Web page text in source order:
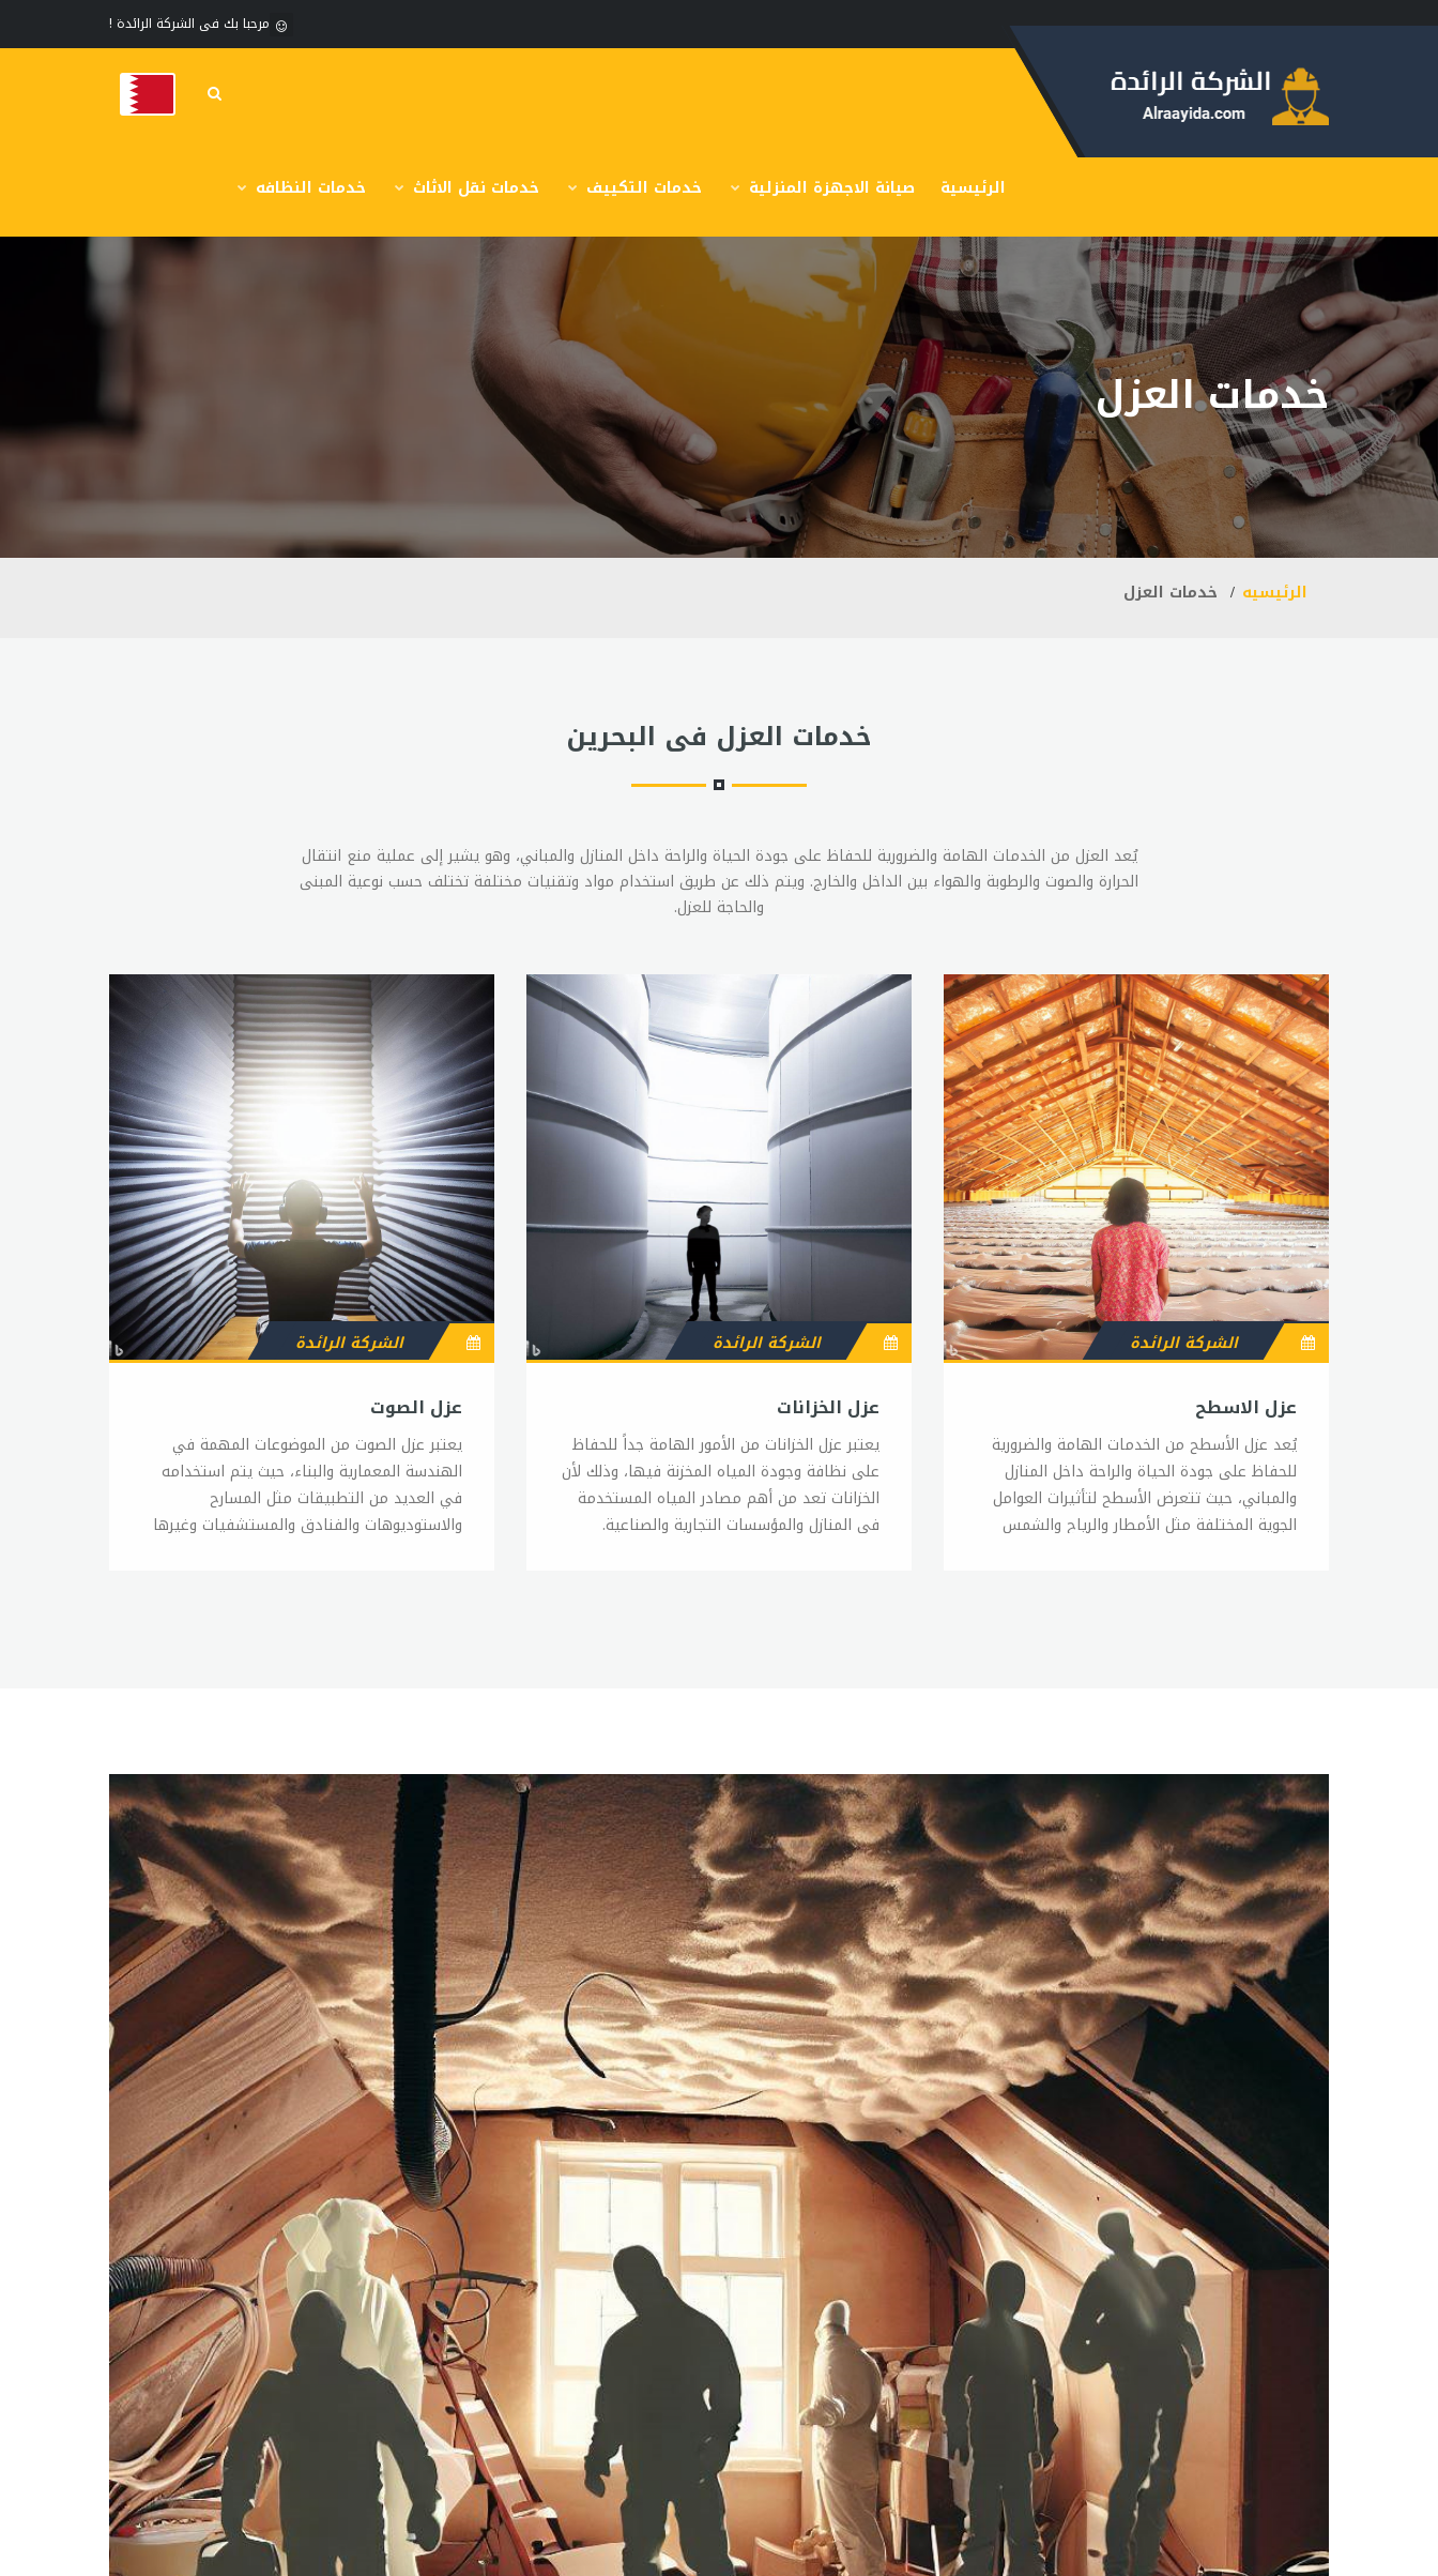
مرحبا بك فى الشركة الرائدة !
الرئيسية صيانة الاجهزة المنزلية خدمات التكييف خدمات نقل الاثاث خدمات النظافه
خدمات العزل
الرئيسيه خدمات العزل
خدمات العزل فى البحرين
يُعد العزل من الخدمات الهامة والضرورية للحفاظ على جودة الحياة والراحة داخل المنازل والمباني، وهو يشير إلى عملية منع انتقال
الحرارة والصوت والرطوبة والهواء بين الداخل والخارج. ويتم ذلك عن طريق استخدام مواد وتقنيات مختلفة تختلف حسب نوعية المبنى
والحاجة للعزل.
عزل الاسطح
الشركة الرائدة
يُعد عزل الأسطح من الخدمات الهامة والضرورية للحفاظ على جودة الحياة والراحة داخل المنازل والمباني، حيث تتعرض الأسطح لتأثيرات العوامل الجوية المختلفة مثل الأمطار والرياح والشمس والثلوج والحرارة، مما يؤدي إلى تلفها وتسرب المياه والرطوبة والحرارة إلى داخل المبنى. يتطلب عزل الأسطح استخدام مواد عازلة مثل الألياف الزجاجية والبوليسترين والرغوة البولي يوريثانية والرغوة البولي إيثيلينية والألواح الخشبية والزجاجية والألومنيومية والكثير من المواد الأخرى. وتستخدم هذه المواد لتكون عازلة للحرارة والصوت والرطوبة والهواء، ويتم تركيبها بطرق مختلفة مثل التعبئة والتغطية والتركيب المباشر والرش والتخريم. تختلف تقنيات تركيب وعزل الأسطح حسب نوعية المبنى والحاجة للعزل، ويتم تحديد الخيار المثالي بناءً على الحالة الحالية للأسطح ومتطلبات العميل. وتشمل الأساليب الأكثر شيوعاً لعزل الأسطح، تركيب الألواح العازلة أو المواد المرشوشة أو المغطاة بالمواد العازلة، ويمكن استخدام العديد من التقنيات المختلفة لتركيب هذه المواد. يعتبر عزل الأسطح ضروريًا لأسباب عديدة، فهو يساعد على تقليل استهلاك الطاقة والحفاظ على درجة حرارة المنزل أو المبنى في مستوى مريح ومناسب، كما يساهم في تقليل تكاليف التدفئة والتبريد وتحسين كفاءتهما. ويساهم العزل أيضًا في تقليل تكلفة الصيانة والإصلاحات اللاحقة، حيث يحمي الأسطح من الأضرار الناتجة عن الرطوبة والتسربات والعوامل الجوية الأخرى. في النهاية، يُعد عزل الأسطح من الخدمات الأساسية التي يجب أن يستفيد منها كل منزل أو مبنى تجاري أو صناعي، حيث يحمي الأسطح من التلف وتسرب المياه والرطوبة والحرارة. وللحصول على أفضل خدمات العزل، يجب الاعتماد على شركات متخصصة وذات خبرة عالية في هذا المجال.عازل اسطحيُعد عازل الأسطح من الخدمات الأساسية التي يتم تقديمها في مجال البناء والتشييد، حيث تعد الأسطح واحدة من الأجزاء الرئيسية في أي مبنى وتتعرض لتأثيرات العوامل الجوية المختلفة مثل الأمطار والرياح والشمس والثلوج، مما يؤدي إلى تلفها وتسرب المياه والرطوبة والحرارة إلى داخل المبنى. يتم استخدام عوازل مختلفة للأسطح، وتتضمن هذه المواد الألياف الزجاجية والبوليسترين والرغوة البولي يوريثانية والرغوة البولي إيثيلينية والألواح الخشبية والزجاجية والألومنيومية والكثير من المواد الأخرى. وتستخدم هذه المواد لتكون عازلة للحرارة والصوت والرطوبة والهواء، ويتم تركيبها بطرق مختلفة مثل التعبئة والتغطية والتركيب المباشر والرش والتخريم. تختلف تقنيات تركيب وعازل الأسطح حسب نوعية المبنى والحاجة للعزل، ويتم تحديد الخيار المثالي بناءً على الحالة الحالية للأسطح ومتطلبات العميل. وتشمل الأساليب الأكثر شيوعاً لعزل الأسطح، تركيب الألواح العازلة أو المواد المرشوشة أو المغطاة بالمواد العازلة، ويمكن استخدام العديد من التقنيات المختلفة لتركيب هذه المواد. يعتبر عازل الأسطح ضروريًا لأسباب عديدة، حيث يساعد على تقليل استهلاك الطاقة والحفاظ على درجة حرارة المنزل أو المبنى في مستوى مريح ومناسب، كما يساهم في تقليل تكاليف التدفئة والتبريد وتحسين كفاءتهما. ويساهم العازل أيضًا في تقليل تكلفة الصيانة والإصلاحات اللاحقة، حيث يحمي الأسطح من الأضرار الناتجة عن الرطوبة والتسربات والعوامل الجوية الأخرى. بالإضافة إلى ذلك، فإن عازل الأسطح يساعد على توفير الراحة الصوتية داخل المبنى، حيث يمكن استخدام مواد العزل الصوتي لتقليل انتقال الصوت من الخارج إلى الداخل أو بين الطوابق المختلفة داخل المبنى. في النهاية، يُعد عازل الأسطح من الخدمات الأساسية التي يجب أن يستفيد منها كل منزل أو مبنى تجاري أو صناعي، حيث يحمي الأسطح من التلف وتسرب المياه والرطوبة والحرارة. وللحصول على أفضل خدمات العزل، يجب الاعتماد على شركات متخصصة وذات خبرة عالية في هذا المجال.عازل حراري للاسطحيُعد عازل حراري للأسطح من الخدمات الأساسية التي يتم تقديمها في مجال البناء والتشييد، حيث تعد الأسطح واحدة من الأجزاء الرئيسية في أي مبنى وتتعرض لتأثيرات العوامل الجوية المختلفة مثل الأمطار والرياح والشمس والثلوج، مما يؤدي إلى تلفها وتسرب المياه والرطوبة والحرارة إلى داخل المبنى. يتم استخدام عوازل حرارية مختلفة للأسطح، وتتضمن هذه المواد الألياف الزجاجية والبوليسترين والرغوة البولي يوريثانية والرغوة البولي إيثيلينية وغيرها. وتستخدم هذه المواد لتكون عازلة للحرارة والصوت والرطوبة والهواء، وتستخدم بشكل خاص في الأسطح لمنع دخول الحرارة من الخارج وتقليل التكلفة المرتبطة بتبريد المبنى. تختلف تقنيات تركيب وعازل الأسطح حسب نوعية المبنى والحاجة للعزل، ويتم تحديد الخيار المثالي بناءً على الحالة الحالية للأسطح ومتطلبات العميل. ويمكن استخدام العديد من التقنيات المختلفة لتركيب هذه المواد، وتشمل التقنيات الأكثر شيوعًا تركيب الألواح العازلة أو المواد المرشوشة أو المغطاة بالمواد العازلة. يعمل العازل الحراري على تقليل انتقال الحرارة من خارج المبنى إلى الداخل والعكس، حيث يعمل على تشكيل حاجز عازل للحرارة ومنع اختراقها إلى داخل المبنى. ويتم قياس كفاءة العازل الحراري بوحدة القياس "القيمة العزلية"، وهي تشير إلى مدى قدرة المادة على منع انتقال الحرارة. يُعد العازل الحراري للأسطح ضروريًا لأسباب عديدة، حيث يساعد على تقليل استهلاك الطاقة والحفاظ على درجة حرارة المنزل أو المبنى في مستوى مريح ومناسب، كما يساهم في تقليل تكاليف التدفئة والتبريد وتحسين كفاءتهما. ويساهم العازل أيضًا في تقليل تكلفة الصيانة والإصلاحات اللاحقة، حيث يحمي الأسطح من الأضرار الناتجة عن الرطوبة والتسربات والعوامل الجوية الأخرى. في النهاية، يُعد العازل الحراري للأسطح من الخدمات الأساسية التي يجب أن يستفيد منها كل منزل أو مبنى تجاري أو صناعي، حيث يحمي الأسطح من التلف وتسرب المياه والرطوبة والحرارة. وللحصول على أفضل خدمات العزل، يجب الاعتماد على شركات متخصصة وذات خبرة عالية في هذا المجال.شركة عزل اسطحتعتبر شركات العزل من الشركات الهامة في قطاع البناء والتشييد، حيث تقوم هذه الشركات بتوفير خدمات العزل للأسطح والجدران والأرضيات وغيرها، وتهدف هذه الخدمات إلى حماية المباني والمنشآت من العوامل الجوية السيئة، وتوفير الراحة والحماية للسكان والعاملين داخل المبنى. تعمل شركات العزل على توفير خدمات العزل للأسطح بطرق مختلفة، وتتضمن هذه الخدمات تركيب الألواح العازلة أو المواد المرشوشة أو المغطاة بالمواد العازلة، ويمكن استخدام العديد من التقنيات المختلفة لتركيب هذه المواد. تتميز شركات العزل بتقديم خدمات عالية الجودة وتقنيات حديثة وفعالة للعزل، وتعتمد هذه الشركات على استخدام المواد العازلة ذات الجودة العالية والموثوقة والمصممة خصيصًا للعزل، وتعمل على توفير الخدمات بأسعار تنافسية ومناسبة للعملاء. وتوفر شركات العزل خدمات متنوعة تشمل العزل الحراري والعزل الصوتي والعزل الرطوبي والعزل الهيدروليكي، ويتم تقديم هذه الخدمات بما يتناسب مع احتياجات العملاء ومتطلبات المشروع. كما تعتمد شركات العزل على فرق عمل مؤهلة وذات خبرة عالية في مجال العزل، وتتميز هذه الفرق بالاحترافية والكفاءة في تنفيذ الأعمال بأفضل الطرق والتقنيات المتاحة. وتجدر الإشارة إلى أن شركات العزل تتمتع بسمعة جيدة في السوق وتحظى بثقة العملاء، حيث تعمل على توفير خدمات عالية الجودة والمصداقية في التعامل مع العملاء. في النهاية، تعد شركات العزل من الشركات الهامة في قطاع البناء والتشييد، حيث تقدم خدمات متنوعة وعالية الجودة للعملاء، وتساعد في حماية المباني والمنشآت من العوامل الجوية السيئة، وتوفير الراحة والحماية للسكان والعاملين داخل المبنى. وللحصول على أفضل خدمات العزل، يجب الاعتماد على شركات متخصصة وذات خبرة عالية في هذا المجال.عوازل اسطحتعتبر الأسطح من الأجزاء الرئيسية في أي مبنى أو منشأة، وتعرض هذه الأسطح لتأثيرات العوامل الجوية المختلفة مثل الأمطار والرياح والشمس والثلوج، مما يؤدي إلى تلفها وتسرب المياه والرطوبة والحرارة إلى داخل المبنى. لهذا السبب، تعد عوازل الأسطح من الخدمات الأساسية التي يتم تقديمها في مجال البناء والتشييد. تستخدم العديد من المواد المختلفة كعوازل للأسطح، وتتضمن هذه المواد الألياف الزجاجية والبوليسترين والرغوة البولي يوريثانية والرغوة البولي إيثيلينية وغيرها، وتختلف خصائص هذه المواد وأساليب استخدامها وأسعارها. تتميز عوازل الأسطح بعدة مزايا، حيث تحمي المباني والمنشآت من التسربات والتلف، كما توفر الراحة والحماية للسكان والعاملين داخل المبنى، وتحافظ على درجة حرارة المبنى في فصل الصيف والشتاء، مما يؤدي إلى توفير الطاقة والحد من استخدام التكييف والتدفئة. تتوفر عوازل الأسطح بأسعار متفاوتة تبعًا لنوع العازل ومستوى الجودة، ويتم تقديم هذه الخدمات من قبل شركات العزل المتخصصة، وتتعامل هذه الشركات مع مجموعة متنوعة من العملاء بما في ذلك المنازل والمباني التجارية والصناعية. يتم تركيب العوازل على الأسطح بطرق مختلفة، وتختلف هذه الطرق بناءً على نوع العازل المستخدم، ويتم تركيبها عن طريق تغطية الأسطح بالمواد العازلة أو تركيب الألواح العازلة الخاصة، وتعتمد كل طريقة على احتياجات المشروع والمتطلبات الفنية. في النهاية، تعد عوازل الأسطح من الخدمات الأساسية التي تقدمها شركات العزل، وتحمي الأسطح من التلف والتسربات وتوفر الراحة والحماية للسكان والعاملين داخل المبنى، وتوفر أيضًا توفير الطاقة وتقليل استخدام التكييف والتدفئة. وللحصول على أفضل خدمات العزل، يجب الاعتماد على شركات متخصصة وذات خبرة عالية في هذا المجال.عزل الاسطح بالاسمنت الأبيضيعتبر الإسمنت الأبيض واحدًا من أشهر المواد المستخدمة في عمليات عزل الأسطح، حيث يتميز بخصائص عالية الجودة والمتانة والمرونة، ويتم استخدامه في تركيب الطبقات العازلة على الأسطح الخارجية والداخلية للمباني والمنشآت. يتم تصنيع الإسمنت الأبيض من خلال خلط الكلنكر الأبيض والجير والجبس والمواد الخام الأخرى، ويتميز بلونه الأبيض الناصع الذي يمنحه مظهرًا جماليًا وجذابًا. ويتم استخدام الإسمنت الأبيض في تركيب الطبقات العازلة على الأسطح الخارجية والداخلية للمباني والمنشآت، ويتميز بقدرته على تحمل العوامل الجوية المختلفة وحماية الأسطح من التسربات والرطوبة والحرارة. تتميز عملية عزل الأسطح بالإسمنت الأبيض بعدة مزايا، حيث يتميز هذا النوع من العزل بالمتانة والصلابة والمرونة، ويتميز بقدرته على تحمل العوامل الجوية المختلفة بما في ذلك الأمطار والرياح والثلوج وغيرها، كما يتميز بقدرته على تحمل الحرارة والتغيرات الجوية المفاجئة. يتم تركيب الطبقات العازلة بالإسمنت الأبيض على الأسطح بطرق مختلفة، وتختلف هذه الطرق بناءً على نوع العازل المستخدم، ويتم تركيبها عن طريق تغطية الأسطح بالإسمنت الأبيض أو تركيب الألواح العازلة الخاصة، وتعتمد كل طريقة على احتياجات المشروع والمتطلبات الفنية. يجب الانتباه إلى أن عملية تركيب العزل بالإسمنت الأبيض يحتاج إلى خبرة ومهارة عالية وتقنية صحيحة، وبالتالي يجب الاعتماد على شركات متخصصة في هذا المجال لتحقيق أفضل النتائج. في النهاية، يمكن القول إن استخدام الإسمنت الأبيض في عمليات عزل الأسطح يمثل خيارًا جيدًا للحفاظ على المباني والمنشآت من التسربات والرطوبة والحرارة، ويمكن الاعتماد على شركات متخصصة لتركيب الطبقات العازلة بالإسمنت الأبيض بطريقة صحيحة وفعالة.عزل الأسطح من مياه الأمطارتعتبر مياه الأمطار من أكثر العوامل التي تؤثر على الأسطح، حيث يمكن أن تؤدي إلى التسربات والتلف والتآكل، وهذا يؤدي بدوره إلى إتلاف المنشأة أو المبنى بشكل كامل، وتتسبب في تكاليف إصلاح باهظة. لهذا السبب، يتم تنفيذ عمليات العزل للأسطح من مياه الأمطار كحل للحفاظ على الأسطح وتجنب التسربات. يتم استخدام مجموعة متنوعة من المواد والتقنيات لعزل الأسطح من مياه الأمطار، وتشمل هذه المواد الألياف الزجاجية والبوليسترين والرغوة البولي يوريثانية والرغوة البولي إيثيلينية والمواد المعدنية والإسمنتية
عزل الخزانات
الشركة الرائدة
يعتبر عزل الخزانات من الأمور الهامة جداً للحفاظ على نظافة وجودة المياه المخزنة فيها، وذلك لأن الخزانات تعد من أهم مصادر المياه المستخدمة في المنازل والمؤسسات التجارية والصناعية. تتعرض الخزانات للتلوث من الرواسب والأتربة التي تتراكم على طول الوقت، ويتم إضافة مواد كيميائية لمعالجة المياه في الخزانات، وهذه المواد تترسب على جدران الخزانات وتتسبب في نمو البكتيريا والفطريات والطحالب. لذلك، يجب عزل الخزانات بشكل دوري للحفاظ على جودة المياه المخزنة فيها، ويمكن القيام بذلك عن طريق اتباع الخطوات التالية: 1- تفريغ الخزان: يتم تفريغ المياه المتراكمة في الخزان وإزالة الرواسب والأتربة من جدران الخزان. 2- التنظيف: يتم تنظيف الخزان جيداً باستخدام الماء والصابون أو المواد المنظفة الخاصة بالخزانات. 3- الفحص: يتم فحص الخزان للتأكد من عدم وجود تسربات أو تلف في الخزان. 4- العزل: يتم عزل الخزان باستخدام المواد المناسبة مثل الراتنجات الخاصة بالعزل، ويمكن اللجوء إلى خدمات شركات متخصصة في العزل للحصول على نتائج أفضل. 5- التعقيم: يتم تعقيم الخزان باستخدام المواد المناسبة والموافقة للمعايير الصحية للحفاظ على النظافة والجودة العالية للمياه المخزنة في الخزان. يجب على الأفراد والمؤسسات الاهتمام بعزل الخزانات بشكل منتظم للحفاظ على جودة المياه وضمان صحة المستخدمين، ويمكن الحصول على مزيد من المعلومات حول عزل الخزانات من خلال الاتصال بالجهات المختصة في هذا المجال.شركة عزل خزاناتتعتبر شركات عزل الخزانات من الشركات المتخصصة في تقديم خدمات الصيانة والتنظيف والعزل للخزانات، وتعتبر هذه الخدمات ضرورية للحفاظ على جودة المياه المخزنة في الخزانات وضمان صحة المستخدمين. تقدم شركات عزل الخزانات خدمات شاملة لعملائها، حيث تشمل هذه الخدمات تفريغ الخزانات وإزالة الرواسب والأتربة والتنظيف الشامل للخزانات، بالإضافة إلى الفحص الدوري للخزانات والتحقق من عدم وجود تسربات أو تلف في الخزانات. كما تقدم شركات عزل الخزانات خدمات العزل باستخدام المواد المناسبة والموافقة للمعايير الصحية للحفاظ على نظافة وجودة المياه المخزنة في الخزانات، وتتميز هذه المواد بأنها قوية ومتينة وتستمر لفترة طويلة من الزمن. يتم تطبيق هذه الخدمات بواسطة فريق من الخبراء والفنيين المدربين على أعلى مستوى من الكفاءة والخبرة في هذا المجال، ويتم استخدام أحدث التقنيات والأدوات لضمان تقديم خدمات عالية الجودة للعملاء. إذا كنت تبحث عن شركة عزل خزانات موثوقة وذات سمعة طيبة، فمن المهم البحث عن الشركات التي تتمتع بالخبرة والكفاءة في هذا المجال، والتأكد من مصداقية الشركة وتقييمات العملاء السابقين. بشكل عام، تقدم شركات عزل الخزانات خدمات مهمة وضرورية للحفاظ على صحة المستخدمين وجودة المياه المخزنة في الخزانات، ويمكن الاستفادة من هذه الخدمات بشكل دوري للحفاظ على الخزانات في حالة جيدة وضمان توافر مصدر مياه نظيفة وصحية للمنازل والمؤسسات التجارية والصناعية.عزل خزانات المياهتعد خزانات المياه من أهم المصادر المائية في المنازل والمؤسسات التجارية والصناعية، ولذلك فإن عزلها يعد أمرًا ضروريًا للحفاظ على نظافة وجودة المياه المخزنة فيها وضمان صحة المستخدمين. يتم عزل خزانات المياه باستخدام المواد المناسبة والموافقة للمعايير الصحية، حيث توفر هذه المواد الحماية اللازمة للخزانات ضد التآكل والتلف، وتمنع تسرب المياه من الخزانات. يمكن استخدام عدة أنواع من المواد لعزل خزانات المياه، وتشمل هذه المواد الراتنجات الخاصة بالعزل والأغطية المانعة لتسرب المياه، ويمكن استخدام الراتنجات الخاصة بالعزل على الحوائط الداخلية والسقف للحماية من التسرب والتلف. تتميز المواد المستخدمة في عزل خزانات المياه بأنها آمنة للاستخدام وموافقة للمعايير الصحية، وتوفر الحماية اللازمة للخزانات من التآكل والتلف وضمان صحة ونظافة المياه المخزنة فيها. ويتم تنفيذ عملية عزل خزانات المياه بواسطة فريق من الخبراء والفنيين المتخصصين في هذا المجال، ويتم استخدام أحدث التقنيات والأدوات لتحقيق أفضل النتائج وتقديم خدمات عالية الجودة للعملاء. بشكل عام، فإن عزل خزانات المياه يعتبر أمرًا ضروريًا للحفاظ على جودة المياه المخزنة في الخزانات وضمان صحة المستخدمين، ويمكن الاستفادة من خدمات شركات العزل المتخصصة لتنفيذ عملية العزل بشكل دوري وضمان الحفاظ على نظافة وجودة المياه وصحة المستخدمين.عزل الخزان الارضييعد الخزان الأرضي من أهم وأكثر أنواع الخزانات استخدامًا في المنازل والمؤسسات التجارية والصناعية، ولذلك فإن عملية عزله تعد أمرًا ضروريًا للحفاظ على نظافة وجودة المياه المخزنة فيه وضمان صحة المستخدمين. يتم عزل الخزان الأرضي باستخدام المواد المناسبة والموافقة للمعايير الصحية، وتوفر هذه المواد الحماية اللازمة للخزان ضد التآكل والتلف، وتمنع تسرب المياه من الخزان. يمكن استخدام عدة أنواع من المواد لعزل الخزان الأرضي، وتشمل هذه المواد الراتنجات الخاصة بالعزل والأغطية المانعة لتسرب المياه، ويمكن استخدام الراتنجات الخاصة بالعزل على الحوائط الداخلية والسقف للحماية من التسرب والتلف. يتم تطبيق هذه الخدمة بواسطة فريق من الخبراء والفنيين المدربين على أعلى مستوى من الكفاءة والخبرة في هذا المجال، ويتم استخدام أحدث التقنيات والأدوات لضمان تقديم خدمات عالية الجودة للعملاء. تعتبر خدمات عزل الخزان الأرضي ضرورية للحفاظ على نظافة وجودة المياه المخزنة في الخزان وضمان صحة المستخدمين، ويمكن الاستفادة من هذه الخدمات لتنفيذ عملية العزل بشكل دوري وضمان الحفاظ على نظافة وجودة المياه وصحة المستخدمين. بشكل عام، فإن عزل الخزان الأرضي يعد أمرًا ضروريًا للحفاظ على جودة المياه المخزنة في الخزان وضمان صحة المستخدمين، ويمكن الاستفادة من خدمات شركات العزل المتخصصة لتنفيذ عملية العزل بشكل دوري وضمان الحفاظ على نظافة وجودة المياه وصحة المستخدمين.شركة عزل خزانات المياهتعد شركات عزل خزانات المياه من أهم الشركات التي تعمل في مجال الصيانة والترميم والحفاظ على خزانات المياه، وتقدم هذه الشركات العديد من الخدمات المتخصصة في مجال عزل الخزانات والتي تشمل على سبيل المثال لا الحصر: 1- عزل خزانات المياه الأرضية والعلوية. 2- تنظيف وتعقيم الخزانات. 3- تركيب وصيانة أنظمة المضخات والفلاتر للخزانات. 4- فحص واختبار جودة المياه. تقدم شركات عزل خزانات المياه خدمات عالية الجودة والتي توفر الحماية اللازمة للخزانات ضد التآكل والتلف، وتمنع تسرب المياه من الخزانات. وتعتمد هذه الشركات على استخدام المواد المناسبة والموافقة للمعايير الصحية في عملية العزل، حيث توفر هذه المواد الحماية اللازمة للخزان ضد التآكل والتلف. كما تتميز شركات عزل خزانات المياه بأنها تضم فريقًا من الخبراء والفنيين المتخصصين في هذا المجال، ويتم استخدام أحدث التقنيات والأدوات لتحقيق أفضل النتائج وتقديم خدمات عالية الجودة للعملاء. بالإضافة إلى ذلك، فإن شركات عزل خزانات المياه تحرص على تقديم خدمات دورية للعملاء لضمان الحفاظ على نظافة وجودة المياه وصحة المستخدمين، ويمكن الاستفادة من هذه الخدمات لتنفيذ عملية العزل بشكل دوري وضمان الحفاظ على نظافة وجودة المياه وصحة المستخدمين. بشكل عام، فإن شركات عزل خزانات المياه تعتبر من الشركات الهامة في مجال الصيانة والترميم والحفاظ على خزانات المياه، وتقدم خدمات عالية الجودة للعملاء وتستخدم المواد المناسبة والموافقة للمعايير الصحية في عملية العزل، وتحرص على تقديم خدمات دورية للعملاء لضمان الحفاظ على نظافة وجودة المياه وصحة المستخدمين.افضل شركة عزل خزاناتتوجد العديد من شركات عزل خزانات المياه في السوق، ولكن تختلف جودة الخدمات والتكلفة والخبرة بين هذه الشركات. لذلك، يجب على المستهلكين البحث بعناية عن الشركة المناسبة لتلبية احتياجاتهم. ومن بين الشركات الرائدة في مجال عزل خزانات المياه هي شركة "عزل خزانات"، والتي تتميز بخبرة عالية وعمليات تشغيل معتمدة حسب المعايير الصحية والبيئية. تقدم شركة "عزل خزانات" خدمات متنوعة في مجال العزل، مثل عزل الخزانات الأرضية والعلوية، وتنظيف الخزانات وتعقيمها، وتركيب أنظمة المضخات والفلاتر للخزانات، وفحص جودة المياه. تتميز شركة "عزل خزانات" بإجراءات التنظيف والعزل الفعالة التي تضمن حماية الخزانات ضد التآكل والتلف، وتمنع تسرب المياه من الخزانات، وتستخدم المواد المناسبة والموافقة للمعايير الصحية في عملية العزل. بالإضافة إلى ذلك، فإن شركة "عزل خزانات" تضم فريقًا من الخبراء والفنيين المتخصصين في هذا المجال، ويتم استخدام أحدث التقنيات والأدوات لتحقيق أفضل النتائج وتقديم خدمات عالية الجودة للعملاء. كما تحرص شركة "عزل خزانات" على تقديم خدمات دورية للعملاء لضمان الحفاظ على نظافة وجودة المياه وصحة المستخدمين، وتستخدم أساليب العمل الحديثة والمتطورة لتلبية احتياجات العملاء بأفضل الطرق الممكنة. بشكل عام، فإن شركة "عزل خزانات" تعتبر واحدة من أفضل شركات عزل خزانات المياه، حيث توفر خدمات عالية الجودة وتستخدم المواد المناسبة والموافقة للمعايير الصحية في عملية العزل، وتحرص على تقديم خدمات دورية للعملاء لضمان الحفاظ على نظافة وجودة المياه وصحة المستخدمين، وتتميز بخبرة عالية وعمليات تشغيل معتمدة حسب المعايير الصحية والبيئية.افضل مادة عزل الخزان الارضيتعتبر مادة البولي يوريثان Polyurethane واحدة من أفضل المواد المستخدمة في عزل الخزانات الأرضية، حيث تتميز بعدة ميزات تجعلها الخيار الأمثل لعزل الخزانات. أولاً، فإن مادة البولي يوريثان تتميز بخفة الوزن وسهولة التطبيق، مما يجعلها تناسب الخزانات الأرضية بشكل خاص. كما أنها تتميز بمرونة عالية، مما يجعلها تتحمل التحركات الطبيعية للأرض دون تأثير على جودة العزل. ثانياً، تتميز مادة البولي يوريثان بعزلها الحراري والصوتي، حيث تساعد في الحفاظ على درجة حرارة المياه داخل الخزان بشكل مستقر وتقلل من الضوضاء الناتجة عن تدفق المياه داخل الخزان. ثالثاً، فإن مادة البولي يوريثان تتميز بمقاومتها للمواد الكيميائية والتآكل، مما يجعلها تحمي الخزان من التلف الناجم عن تفاعل المياه مع المواد الكيميائية الموجودة فيها. رابعاً، تتميز مادة البولي يوريثان بمقاومتها للماء وعدم امتصاصها للرطوبة، مما يجعلها تحمي الخزان من التسربات المائية والتلف الناتج عن التعرض للرطوبة. وأخيراً، فإن مادة البولي يوريثان تتميز بمقاومتها للحريق، حيث تعتبر مادة غير قابلة للاشتعال وتحمي الخزان من التلف المحتمل الناتج عن الحرائق. بالإضافة إلى ذلك، تتوفر مادة البولي يوريثان بأشكال وأحجام مختلفة، مما يجعلها قابلة للاستخدام في الخزانات ذات الأحجام المختلفة وتتيح للمستخدمين اختيار الشكل والحجم المناسب لاحتياجاتهم. بشكل عام، فإن مادة البولي يوريثان تعتبر واحدة من أفضل المواد المستخدمة في عزل الخزانات الأرضية، حيث تتميز بخفة الوزن وسهولة التطبيق، وعزلها الحراري والصوتي، ومقاومتها للمواد الكيميائية والتآكل، ومقاومتها للماء والرطوبة، ومقاومتها للحريق. لذلك، ينصح بشدة باستخدام مادة البولي يوريثان في عزل الخزانات الأرضية، ويجب الحرص على اختيار مادة ذات جودة عالية وتطبيقها بشكل صحيح لضمان حماية الخزان من التلف والحفاظ على جودة المياه المخزنة فيه. كما يجب الالتزام بالمعايير الفنية والأمنية المطبقة في العزل لضمان سلامة المستخدمين والحفاظ على البيئة.اسعار عزل خزانات المياهتختلف أسعار عزل خزانات المياه تبعًا للمواد المستخدمة في العزل وحجم الخزان ونوع الخدمات التي يتم تقديمها. ولكن بشكل عام، فإن الأسعار تتراوح ما بين 50 إلى 200 ريال سعودي لكل متر مربع، وذلك تحديدًا للعزل بالبولي يوريثان. ويشمل سعر العزل في العادة تكلفة المواد المستخدمة في العزل وتكلفة العمالة والمعدات المستخدمة وأي خدمات إضافية مثل تنظيف الخزان أو إصلاح أي تلف فيه. يجب الأخذ في الاعتبار أن العزل المناسب للخزانات هو جزء أساسي من صيانة الخزانات، وأنه يساعد على حفظ جودة المياه والحفاظ على سلامة المستخدمين
عزل الصوت
الشركة الرائدة
يعتبر عزل الصوت من الموضوعات المهمة في الهندسة المعمارية والبناء، حيث يتم استخدامه في العديد من التطبيقات مثل المسارح والاستوديوهات والفنادق والمستشفيات وغيرها من المباني التي تتطلب حماية الأشخاص فيها من الضوضاء الخارجية أو تقليل الضوضاء الناتجة من داخلها. عزل الصوت يعني القدرة على تقليل انتقال الصوت من مصدره إلى المناطق المجاورة، ويتم ذلك عن طريق استخدام مواد عازلة للصوت في الجدران والأسقف والأرضيات والأبواب والنوافذ. تختلف مواد العزل الصوتي المستخدمة بحسب الاستخدام المطلوب، ومنها: 1- الأسمنت الخفيف: يستخدم في الجدران والأسقف والأرضيات، حيث يتميز بقدرته العالية على امتصاص الصوت وتقليل انتقاله. 2- الصوف الصخري: يستخدم في الجدران والأسقف والأرضيات، حيث يمتاز بقدرته على امتصاص الصوت وتقليل انتقاله ويتميز أيضاً بخفة وزنه. 3- الزجاج الصوفي: يستخدم في الجدران والأسقف والأرضيات، حيث يتميز بقدرته العالية على امتصاص الصوت وتقليل انتقاله ويتميز أيضاً بمقاومته للحرارة والرطوبة. 4- الألياف الزجاجية: يستخدم في الجدران والأسقف والأرضيات والأبواب، حيث يتميز بقدرته على امتصاص الصوت وتقليل انتقاله ويتميز أيضاً بخفة وزنه ومرونته. 5- الأسفلت المطاطي: يستخدم في الأسقف والأرضيات والجدران والأبواب، حيث يتميز بقدرته على امتصاص الصوت وتقليل انتقاله ويتميز أيضاً بمرونته ومقاومته للحرارة والرطوبة. 6- الألمنيوم: يستخدم في النوافذ والأبواب، حيث يتميز بقدرته على تقليل انتقال الصوت ويمتاز أيضاً بمقاومته للحرارة والرطوبة. يجب الانتباه إلى أنه لا يمكن تحقيق العزل الصوتي بشكل كامل، ولكن يمكن تقليل انتقال الصوت إلى درجة كبيرة جداً باستخدام المواد العازلة المناسبة وتصميم المبنى بشكل صحيح. بالإضافة إلى استخدام المواد العازلة للصوت، يمكن أيضاً تحقيق العزل الصوتي بواسطة بعض التقنيات الأخرى مثل تصميم الغرف بشكل معين يقلل من انتقال الصوت واستخدام الأثاث المناسب الذي يقلل من انتقال الصوت وتركيب الأبواب والنوافذ بشكل صحيح. بشكل عام، يمكن القول أن العزل الصوتي يعتبر من الأمور الهامة في تصميم المباني وتطبيقاتها المختلفة، حيث يساهم في راحة وسلامة الأشخاص فيها ويحسن من جودة الحياة داخلها.عازل صوتيعتبر العازل الصوتي أحد العناصر الأساسية في تصميم المباني والمنشآت المختلفة، حيث يساعد على تقليل انتقال الضوضاء والصوت الخارجي إلى داخل المبنى، أو تقليل انتقال الصوت من داخل المبنى إلى الخارج. يتم ذلك عن طريق استخدام مواد عازلة للصوت في الجدران والأسقف والأرضيات والأبواب والنوافذ. يتم استخدام العوامل الأتية في العزل الصوتي: المواد العازلة للصوت: تستخدم المواد العازلة للصوت في الجدران والأسقف والأرضيات والأبواب والنوافذ وتختلف هذه المواد بحسب قدرتها على امتصاص الصوت وتقليل انتقاله. التصميم الهندسي: يمكن تحسين العزل الصوتي للمبنى من خلال التصميم الهندسي للمبنى، ويشمل ذلك تصميم الجدران والأسقف والأرضيات والأبواب والنوافذ بطريقة تحد من انتقال الصوت. الأثاث: يمكن أيضًا تحسين العزل الصوتي للغرف من خلال استخدام الأثاث المناسب الذي يساهم في تقليل انتقال الصوت، مثل السجاد والستائر الثقيلة والأثاث المصنوع من المواد العازلة للصوت. تقنية العزل الصوتي: تستخدم تقنيات مثل تركيب الأبواب والشبابيك بطريقة معينة لتحسين العزل الصوتي للمبنى. من المهم الانتباه إلى أنه لا يمكن تحقيق العزل الصوتي بشكل كامل، حيث إنه يتطلب تضحيات كبيرة في التصميم والتكلفة. ومن الممكن أن يؤدي العزل الصوتي الزائد إلى زيادة الضغط داخل المبنى وتأثيره على الهواء المحيط، وهذا يمكن أن يؤدي إلى زيادة استهلاك الطاقة وتلف الأجهزة. لتحقيق أفضل نتائج في العزل الصوتي للمبنى، يجب اختيار المواد العازلة للصوت المناسبة والتأكد من تركيبها بطريقة صحيحة، ويجب أيضًا مراعاة التصميم الهندسي للمبنى واستخدام الأثاث المناسب الذي يساهم في تقليل انتقال الصوت. بالإضافة إلى ذلك، يجب اختيار العزل الصوتي المناسب بحسب الغرض من استخدام المبنى والمناطق المجاورة والضوضاء المحيطة.عازل صوت للغرفالعازل الصوتي للغرف هو عبارة عن مجموعة من المواد والتقنيات التي تستخدم لتقليل انتقال الصوت من داخل الغرفة إلى الخارج أو من الخارج إلى الداخل. يستخدم العازل الصوتي للغرف في العديد من التطبيقات، مثل غرف التسجيل، والمكاتب، والمساجد، والصالات الرياضية، والمنازل، وغيرها. يتم استخدام مجموعة متنوعة من المواد العازلة للصوت لتحقيق العزل الصوتي للغرف، بما في ذلك: الأسمنت الخفيف: يستخدم الأسمنت الخفيف في الجدران والأسقف والأرضيات، ويتميز بقدرته العالية على امتصاص الصوت. الألياف الزجاجية: تستخدم الألياف الزجاجية في الجدران والأسقف كعازل للصوت، وهي مادة مقاومة للحريق ومتينة. الألواح العازلة للصوت: تتوفر الألواح العازلة للصوت بأحجام مختلفة ويتم استخدامها في الجدران والأسقف والأرضيات لتحقيق العزل الصوتي. الستائر الثقيلة: تستخدم الستائر الثقيلة في النوافذ والأبواب كعازل للصوت، حيث تساعد في تقليل انتقال الصوت من الخارج إلى الداخل. العوازل الصوتية: تستخدم العوازل الصوتية في الأبواب والنوافذ كعازل للصوت، وتتوفر بأحجام وأنواع مختلفة. السجاد: يستخدم السجاد كعازل للصوت في الأرضيات، حيث يساهم في تقليل الصوت الناتج عن الأحذية والأجهزة الإلكترونية. تعتمد كفاءة العازل الصوتي للغرف على العديد من العوامل، مثل نوع المواد المستخدمة وسماكتها وتركيبها بطريقة صحيحة، وتصميم الغرفة وحجمها وارتفاع سقفها، وموقع المبنى ومدى تعرضه للضوضاء الخارجية. لتحقيق أفضل نتائج في العزل الصوتي للغرف، يجب اختيار المواد العازلة للصوت المناسبة والتأكد من تركيبها بطريقة صحيحة، ويجب أيضًا مراعاة تصميم الغرفة واستخدام الأثاث المناسب الذي يساهم في تقليل انتقال الصوت. يمكن الاستشارة مع مهندسين مختصين في التصميم الداخلي والعزل الصوتي للحصول على أفضل النتائج.عازل صوت للبابيعتبر العازل الصوتي للباب أمرًا هامًا لتقليل انتقال الصوت من خلال الأبواب إلى الغرف المجاورة. يتم استخدام العازل الصوتي للأبواب في العديد من التطبيقات، مثل غرف التسجيل، والمكاتب، وغرف النوم، والحمامات، وغيرها. يتم استخدام مجموعة متنوعة من المواد العازلة للصوت لتحقيق العزل الصوتي للأبواب، بما في ذلك: البولي يوريثان: يتم استخدام البولي يوريثان كعازل للصوت في الأبواب، حيث يساعد في تقليل انتقال الصوت من خلال الأبواب. الألياف الزجاجية: تستخدم الألياف الزجاجية في الأبواب كعازل للصوت، وهي مادة مقاومة للحريق ومتينة. الصوف الزجاجي: يستخدم الصوف الزجاجي كعازل للصوت في الأبواب، حيث يمتص الصوت ويقلل من انتقاله عبر الأبواب. الألواح العازلة للصوت: تستخدم الألواح العازلة للصوت في الأبواب لتحقيق العزل الصوتي. الشرائط العازلة للصوت: تستخدم الشرائط العازلة للصوت في الأبواب لتقليل انتقال الصوت من خلال الفجوات بين الأبواب والإطارات. الأبواب الخاصة بالعزل الصوتي: تتوفر الأبواب الخاصة بالعزل الصوتي والتي تتميز بتصميم خاص يساعد في تقليل انتقال الصوت من خلالها. يعتمد كفاءة العازل الصوتي للأبواب على العديد من العوامل، مثل نوع المواد المستخدمة وسماكتها وتركيبها بطريقة صحيحة، وتصميم الأبواب وحجمها وشكلها، ومدى انسجامها مع التصميم الداخلي للغرفة. يمكن تحقيق أفضل النتائج في العزل الصوتي للأبواب من خلال اختيار المواد العازلة للصوت المناسبة والتأكد من تركيبها بطريقة صحيحة، واستخدام الأبواب الخاصة بالعزل الصوتي إذا كان ذلك ممكنًا. يمكن أيضًا استشارة مهندسين مختصين في التصميم الداخلي والعزل الصوتي للحصول على أفضل النتائج.عازل صوت للغرف ساكويتوفر العديد من عوازل الصوت المختلفة لتحقيق العزل الصوتي للغرف، ومن بين هذه العوازل، يوجد عازل الصوت للغرف من ساكو. تعد ساكو إحدى الشركات الرائدة في مجال تصنيع وتوريد مواد البناء والعوازل الصوتية. تقدم ساكو مجموعة متنوعة من العوازل الصوتية التي يمكن استخدامها لتحقيق العزل الصوتي للغرف، بما في ذلك: الألواح العازلة للصوت: تتوفر الألواح العازلة للصوت من ساكو بأحجام مختلفة ويمكن استخدامها في الجدران والأسقف والأرضيات لتحقيق العزل الصوتي. العوازل الصوتية السميكة: تقدم ساكو العوازل الصوتية السميكة التي تتميز بقدرة عالية على امتصاص الصوت وتقليل انتقاله. الستائر العازلة للصوت: تستخدم ساكو الستائر العازلة للصوت كعازل للصوت في النوافذ والأبواب، حيث تساعد في تقليل انتقال الصوت من الخارج إلى الداخل. الأبواب الخاصة بالعزل الصوتي: تتوفر ساكو الأبواب الخاصة بالعزل الصوتي والتي تتميز بتصميم خاص يساعد في تقليل انتقال الصوت من خلالها. الأسقف العازلة للصوت: تقدم ساكو الأسقف العازلة للصوت التي تتميز بقدرة عالية على امتصاص الصوت وتقليل انتقاله. يمكن استخدام هذه العوازل الصوتية من ساكو لتحقيق العزل الصوتي للغرف، بما في ذلك غرف التسجيل، والمكاتب، وغرف النوم، والحمامات، وغيرها. يعتمد كفاءة العزل الصوتي على العديد من العوامل، مثل نوع المواد المستخدمة وسماكتها وتركيبها بطريقة صحيحة، وتصميم الغرف وحجمها وشكلها، ومدى انسجامها مع التصميم الداخلي للمكان. يمكن الحصول على مزيد من المعلومات حول عوازل الصوت من ساكو من خلال زيارة الموقع الرسمي للشركة أو الاتصال بفريق الدعم الفني.عازل صوت للجدرانيعد العازل الصوتي للجدران أمرًا هامًا لتحقيق العزل الصوتي داخل المنازل والمكاتب والمباني الأخرى، حيث يساعد في تقليل انتقال الصوت من خلال الجدران إلى الغرف المجاورة. يتم استخدام العازل الصوتي للجدران في العديد من التطبيقات، مثل غرف التسجيل، والمكاتب، وغرف النوم، والحمامات، وغيرها. تتوفر مجموعة متنوعة من المواد العازلة للصوت التي يمكن استخدامها لتحقيق العزل الصوتي للجدران، بما في ذلك: الألياف الزجاجية: تعد الألياف الزجاجية إحدى المواد الشائعة المستخدمة في العوازل الصوتية للجدران، حيث تتميز بقدرة عالية على امتصاص الصوت وتقليل انتقاله. الصوف الزجاجي: يمكن استخدام الصوف الزجاجي كعازل للصوت في الجدران، حيث يمتص الصوت ويقلل من انتقاله عبر الجدران. البولي يوريثان: يتم استخدام البولي يوريثان كعازل للصوت في الجدران، حيث يساعد في تقليل انتقال الصوت من خلالها. الألواح العازلة للصوت: تستخدم الألواح العازلة للصوت في الجدران لتحقيق العزل الصوتي. الدهانات العازلة للصوت: تقدم بعض الشركات دهانات خاصة تستخدم لتحقيق العزل الصوتي للجدران. يعتمد اختيار المادة العازلة للصوت على العديد من العوامل، مثل مدى احتياجك للعزل الصوتي وميزانيتك وتصميم الغرف. يمكن الحصول على مزيد من المعلومات حول العوازل الصوتية للجدران من خلال التواصل مع المتخصصين في هذا المجال أو زيارة مواقع الشركات المصنعة للاستفسار عن أفضل الخيارات التي تناسب احتياجاتك.باب عازل للصوتيعتبر الباب العازل للصوت من المكونات الرئيسية التي يمكن استخدامها لتحقيق العزل الصوتي داخل المنازل والمكاتب والمباني الأخرى. يساعد الباب العازل للصوت في تقليل انتقال الصوت من خلاله إلى الغرف المجاورة. تتوفر مجموعة متنوعة من الأبواب العازلة للصوت التي يمكن استخدامها لتحقيق العزل الصوتي، بما في ذلك: الأبواب المصنوعة من الخشب الثقيل: تتميز الأبواب المصنوعة من الخشب الثقيل بقدرة عالية على امتصاص الصوت وتقليل انتقاله. الأبواب المصنوعة من الألومنيوم: تستخدم الأبواب المصنوعة من الألومنيوم كعازل للصوت، حيث يمكن تركيبها بشكل جيد لتحقيق العزل الصوتي. الأبواب المصنوعة من الصلب: يمكن استخدام الأبواب المصنوعة من الصلب كعازل للصوت في المباني الكبيرة، حيث تتميز بقوة هيكلية عالية وقدرة عالية على تحمل الضغوط. الأبواب المصنوعة من الزجاج: تستخدم الأبواب المصنوعة من الزجاج كعازل للصوت في المناطق التي تتطلب العزل الصوتي ولكن تحتاج إلى الإضاءة الطبيعية. الأبواب المصنوعة من مواد مركبة: يمكن استخدام الأبواب المصنوعة من مو